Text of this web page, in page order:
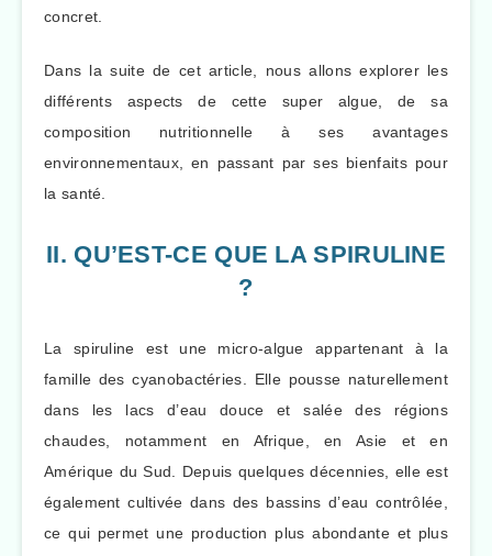
concret.
Dans la suite de cet article, nous allons explorer les
différents aspects de cette super algue, de sa
composition nutritionnelle à ses avantages
environnementaux, en passant par ses bienfaits pour
la santé.
II. QU’EST-CE QUE LA SPIRULINE
?
La spiruline est une micro-algue appartenant à la
famille des cyanobactéries. Elle pousse naturellement
dans les lacs d’eau douce et salée des régions
chaudes, notamment en Afrique, en Asie et en
Amérique du Sud. Depuis quelques décennies, elle est
également cultivée dans des bassins d’eau contrôlée,
ce qui permet une production plus abondante et plus